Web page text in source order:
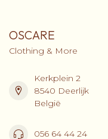
OSCARE
Clothing & More
Kerkplein 2
8540 Deerlijk
België
056 64 44 24